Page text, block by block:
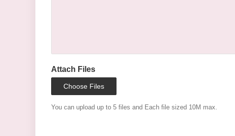
Attach Files
Choose Files
You can upload up to 5 files and Each file sized 10M max.